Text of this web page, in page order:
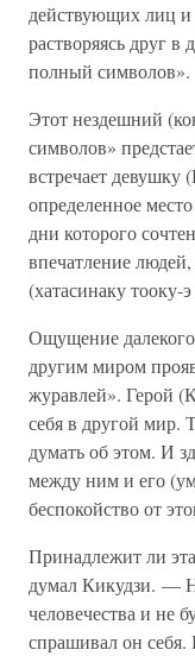
действующих лиц и
растворяясь друг в
полный символов».
Этот нездешний
символов»
встречает девушку
определенное
дни которого
впечатление
(хатасинаку тооку-
Ощущение
другим миром
журавлей». Герой
себя в другой мир.
думать об этом. И
между ним и его
беспокойство от
Принадлежит ли
думал Кикудзи. —
человечества и не
спрашивал он себя.